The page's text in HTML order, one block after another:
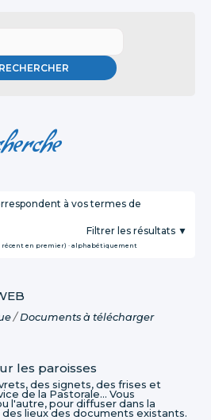
à vos termes de
Filtrer les résultats
récent en premier) · alphabétiquement
/ Documents à télécharger
les paroisses
des signets, des frises et
de la Pastorale... Vous
l'autre, pour diffuser dans la
lieux des documents existants.